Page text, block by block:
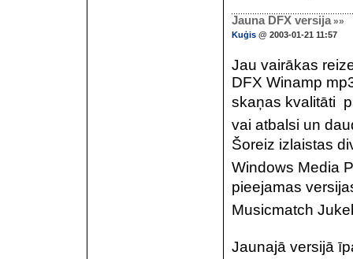
Jauna DFX versija »»
Kuģis @ 2003-01-21 11:57
Jau vairākas
DFX Winamp
skaņas kvalitāti 
vai atbalsi un
Šoreiz izlaistas
Windows Media
pieejamas
Musicmatch
Jaunajā versijā